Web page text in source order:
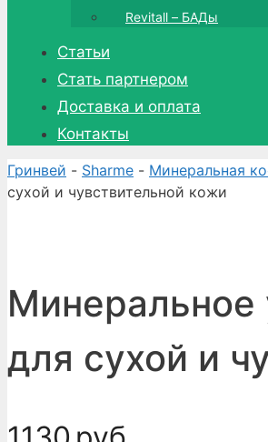
Revitall – БАДы
Статьи
Стать партнером
Доставка и оплата
Контакты
Гринвей - Sharme - Минеральная
сухой и чувствительной кожи
Минеральное
для сухой и